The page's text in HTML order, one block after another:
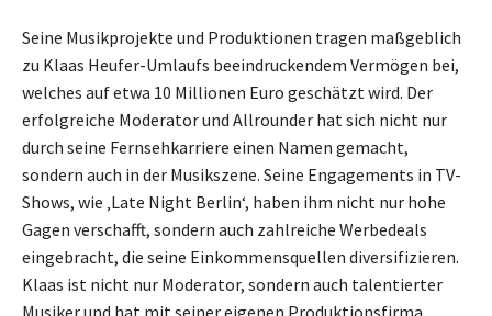
Seine Musikprojekte und Produktionen tragen maßgeblich
zu Klaas Heufer-Umlaufs beeindruckendem Vermögen bei,
welches auf etwa 10 Millionen Euro geschätzt wird. Der
erfolgreiche Moderator und Allrounder hat sich nicht nur
durch seine Fernsehkarriere einen Namen gemacht,
sondern auch in der Musikszene. Seine Engagements in TV-
Shows, wie ‚Late Night Berlin‘, haben ihm nicht nur hohe
Gagen verschafft, sondern auch zahlreiche Werbedeals
eingebracht, die seine Einkommensquellen diversifizieren.
Klaas ist nicht nur Moderator, sondern auch talentierter
Musiker und hat mit seiner eigenen Produktionsfirma,